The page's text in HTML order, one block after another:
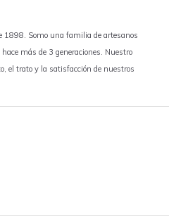
1898. Somo una familia de artesanos
más de 3 generaciones. Nuestro
el trato y la satisfacción de nuestros